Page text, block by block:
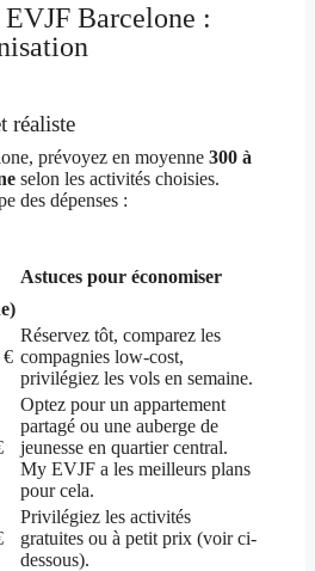
EVJF Barcelone :
réaliste
prévoyez en moyenne 300 à
selon les activités choisies.
des dépenses :
Astuces pour économiser
€
Réservez tôt, comparez les
compagnies low-cost,
privilégiez les vols en semaine.
Optez pour un appartement
partagé ou une auberge de
jeunesse en quartier central.
My EVJF a les meilleurs plans
pour cela.
Privilégiez les activités
gratuites ou à petit prix (voir ci-
dessous).